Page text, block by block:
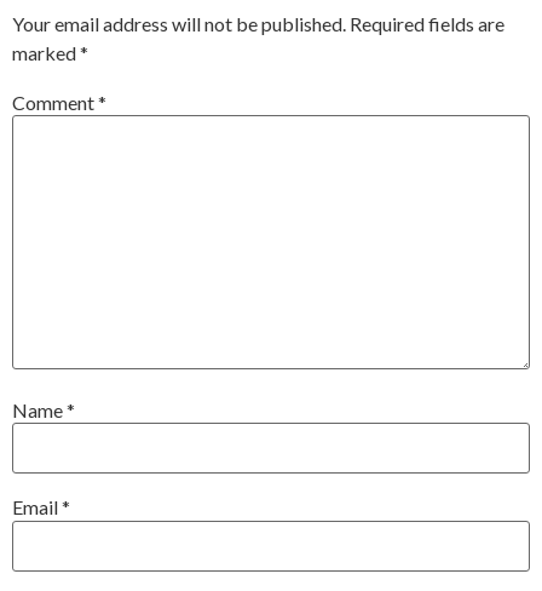
Your email address will not be published. Required fields are
marked*
Comment*
Name*
Email*